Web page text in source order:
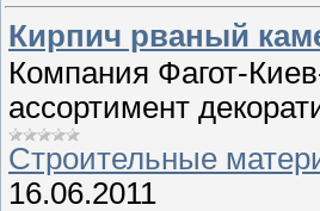
Кирпич рваный
Компания Фагот-
ассортимент
Строительные
16.06.2011